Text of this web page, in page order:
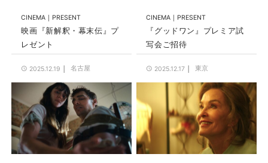
CINEMA PRESENT
映画『新解釈・幕末伝』プ
レゼント
2025.12.19 名古屋
CINEMA PRESENT
『グッドワン』プレミア試
写会ご招待
2025.12.17 東京